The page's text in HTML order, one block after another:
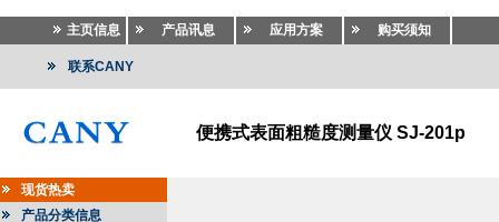
主页信息 产品讯息 应用方案 购买须知
联系CANY
便携式表面粗糙度测量仪 SJ-201p
现货热卖
产品分类信息